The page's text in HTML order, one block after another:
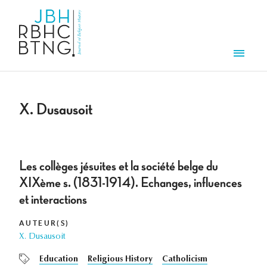
X. Dusausoit
Les collèges jésuites et la société belge du
XIXème s. (1831-1914). Echanges, influences
et interactions
AUTEUR(S)
X. Dusausoit
Education Religious History Catholicism